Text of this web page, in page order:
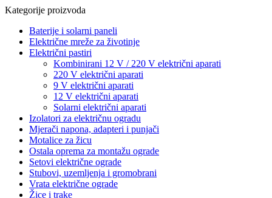
Kategorije proizvoda
Baterije i solarni paneli
Električne mreže za životinje
Električni pastiri
Kombinirani 12 V / 220 V električni aparati
220 V električni aparati
9 V električni aparati
12 V električni aparati
Solarni električni aparati
Izolatori za električnu ogradu
Mjerači napona, adapteri i punjači
Motalice za žicu
Ostala oprema za montažu ograde
Setovi električne ograde
Stubovi, uzemljenja i gromobrani
Vrata električne ograde
Žice i trake